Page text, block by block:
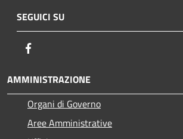
SEGUICI SU
AMMINISTRAZIONE
Organi di Governo
Aree Amministrative